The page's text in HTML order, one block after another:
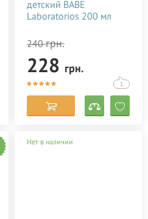
детский BABE
Laboratorios 200 мл
240грн.
228 грн.
1
Нет в наличии